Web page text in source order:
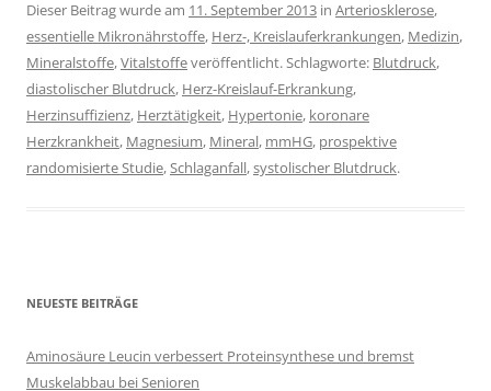
Dieser Beitrag wurde am 11. September 2013 in Arteriosklerose,
essentielle Mikronährstoffe, Herz-, Kreislauferkrankungen, Medizin,
Mineralstoffe,Vitalstoffeveröffentlicht. Schlagworte: Blutdruck,
diastolischer Blutdruck, Herz-Kreislauf-Erkrankung,
Herzinsuffizienz, Herztätigkeit, Hypertonie, koronare
Herzkrankheit, Magnesium, Mineral, mmHG, prospektive
randomisierte Studie,Schlaganfall,systolischer Blutdruck.
NEUESTE BEITRÄGE
Aminosäure Leucin verbessert Proteinsynthese und bremst
Muskelabbau bei Senioren